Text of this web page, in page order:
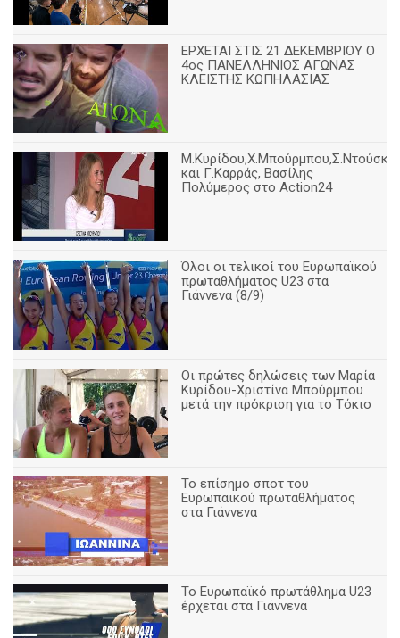
ΕΡΧΕΤΑΙ ΣΤΙΣ 21 ΔΕΚΕΜΒΡΙΟΥ Ο
4ος ΠΑΝΕΛΛΗΝΙΟΣ ΑΓΩΝΑΣ
ΚΛΕΙΣΤΗΣ ΚΩΠΗΛΑΣΙΑΣ
και Γ.Καρράς, Βασίλης
Πολύμερος στο Action24
Όλοι οι τελικοί του Ευρωπαϊκού
πρωταθλήματος U23 στα
Γιάννενα (8/9)
Οι πρώτες δηλώσεις των Μαρία
Κυρίδου-Χριστίνα Μπούρμπου
μετά την πρόκριση για το Τόκιο
Το επίσημο σποτ του
Ευρωπαϊκού πρωταθλήματος
στα Γιάννενα
To Ευρωπαϊκό πρωτάθλημα U23
έρχεται στα Γιάννενα